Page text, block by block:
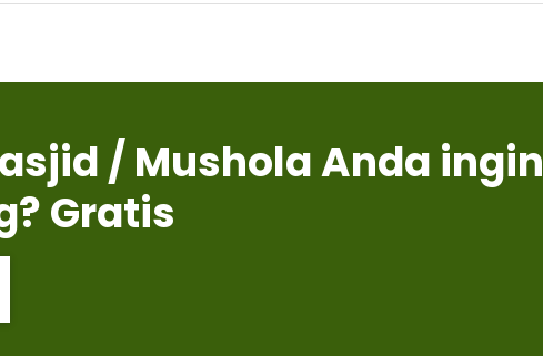
/ Mushola Anda ingin
Gratis